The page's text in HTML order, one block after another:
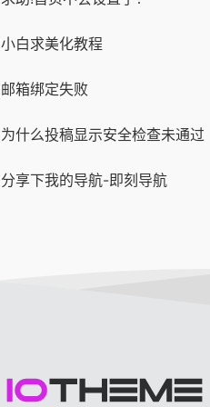
小白求美化教程
邮箱绑定失败
为什么投稿显示安全检查未通过
分享下我的导航-即刻导航